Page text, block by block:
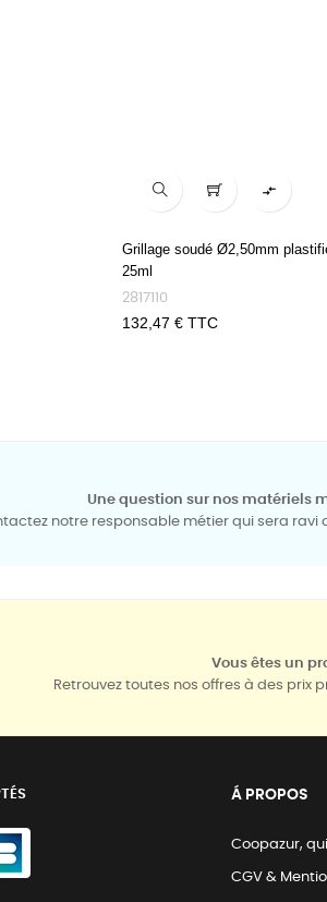

Grillage soudé Ø2,50mm
25ml
2817110
Prix
132,47 € TTC
Une question sur nos matériels
notre responsable métier qui sera ravi
Vous êtes un
Retrouvez toutes nos offres à des prix
Á PROPOS
Coopazur,
CGV &